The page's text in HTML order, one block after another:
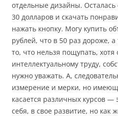
отдельные дизайны.
30 долларов и скачать
нажать кнопку. Могу купить
рублей, что в 50 раз дороже, а
то, что нельзя пощупать, хотя
интеллектуальному труду,
нужно уважать. А,
измерение и мерки, но
касается различных курсов —
себя, в свое развитие, но как